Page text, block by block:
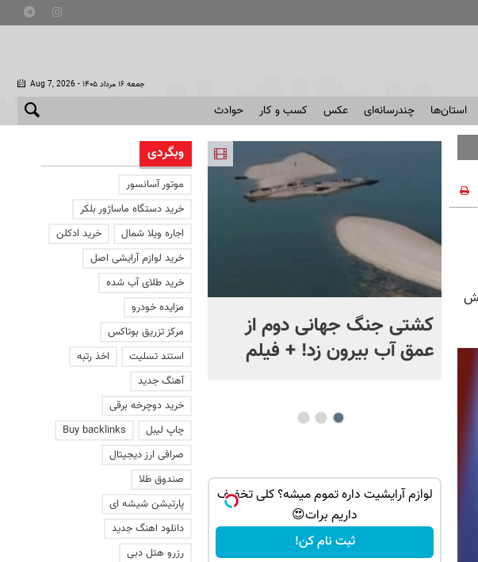
Aug 7, 2026 - جمعه ۱۶ مرداد ۱۴۰۵
استان‌ها چندرسانه‌ای عکس کسب و کار حوادث
کشتی‌ جنگ جهانی دوم از
عمق آب بیرون زد! + فیلم
افشای اطلاعات برای ترور
بارون ترامپ | ماجرای قرار
عاشقانه با یک زن
✅ اینترنت
لوازم آرایشیت داره تموم میشه؟ کلی تخفیف
داریم برات😍
ثبت نام کن!
وبگردی
موتور آسانسور
خرید دستگاه ماساژور بلکر
اجاره ویلا شمال
خرید ادکلن
خرید لوازم آرایشی اصل
خرید طلای آب شده
مزایده خودرو
مرکز تزریق بوتاکس
استند تسلیت
اخذ رتبه
آهنگ جدید
خرید دوچرخه برقی
چاپ لیبل
Buy backlinks
صرافی ارز دیجیتال
صندوق طلا
پارتیشن شیشه ای
دانلود اهنگ جدید
رزرو هتل دبی